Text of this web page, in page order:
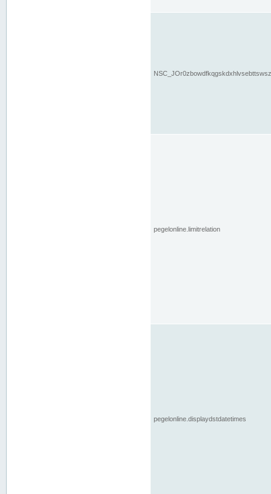
pegelonline.limitrelation
pegelonline.displaydstdatetimes